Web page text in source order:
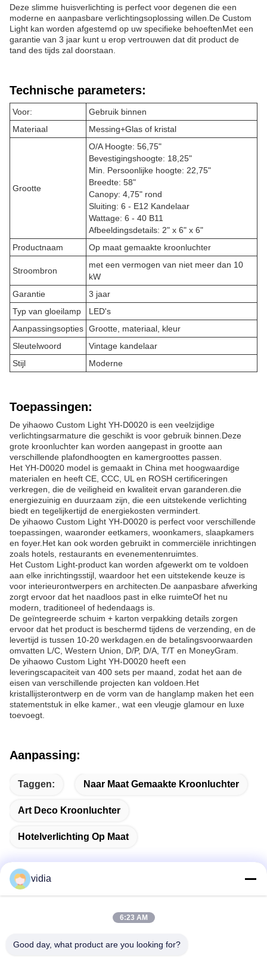
Deze slimme huisverlichting is perfect voor degenen die een
moderne en aanpasbare verlichtingsoplossing willen.De Custom
Light kan worden afgestemd op uw specifieke behoeftenMet een
garantie van 3 jaar kunt u erop vertrouwen dat dit product de
tand des tijds zal doorstaan.
Technische parameters:
Voor:
Gebruik binnen
Materiaal
Messing+Glas of kristal
Grootte
O/A Hoogte: 56,75"
Bevestigingshoogte: 18,25"
Min. Persoonlijke hoogte: 22,75"
Breedte: 58"
Canopy: 4,75" rond
Sluiting: 6 - E12 Kandelaar
Wattage: 6 - 40 B11
Afbeeldingsdetails: 2" x 6" x 6"
Productnaam
Op maat gemaakte kroonluchter
Stroombron
met een vermogen van niet meer dan 10
kW
Garantie
3 jaar
Typ van gloeilamp
LED's
Aanpassingsopties Grootte, materiaal, kleur
Sleutelwoord
Vintage kandelaar
Stijl
Moderne
Toepassingen:
De yihaowo Custom Light YH-D0020 is een veelzijdige
verlichtingsarmature die geschikt is voor gebruik binnen.Deze
grote kroonluchter kan worden aangepast in grootte aan
verschillende plafondhoogten en kamergroottes passen.
Het YH-D0020 model is gemaakt in China met hoogwaardige
materialen en heeft CE, CCC, UL en ROSH certificeringen
verkregen, die de veiligheid en kwaliteit ervan garanderen.die
energiezuinig en duurzaam zijn, die een uitstekende verlichting
biedt en tegelijkertijd de energiekosten vermindert.
De yihaowo Custom Light YH-D0020 is perfect voor verschillende
toepassingen, waaronder eetkamers, woonkamers, slaapkamers
en foyer.Het kan ook worden gebruikt in commerciële inrichtingen
zoals hotels, restaurants en evenementenruimtes.
Het Custom Light-product kan worden afgewerkt om te voldoen
aan elke inrichtingsstijl, waardoor het een uitstekende keuze is
voor interieurontwerpers en architecten.De aanpasbare afwerking
zorgt ervoor dat het naadloos past in elke ruimteOf het nu
modern, traditioneel of hedendaags is.
De geïntegreerde schuim + karton verpakking details zorgen
ervoor dat het product is beschermd tijdens de verzending, en de
levertijd is tussen 10-20 werkdagen.en de betalingsvoorwaarden
omvatten L/C, Western Union, D/P, D/A, T/T en MoneyGram.
De yihaowo Custom Light YH-D0020 heeft een
leveringscapaciteit van 400 sets per maand, zodat het aan de
eisen van verschillende projecten kan voldoen.Het
kristallijsterontwerp en de vorm van de hanglamp maken het een
statementstuk in elke kamer., wat een vleugje glamour en luxe
toevoegt.
Aanpassing:
Taggen: Naar Maat Gemaakte Kroonluchter
Art Deco Kroonluchter
Hotelverlichting Op Maat
Adres
vidia
6:23 AM
Good day, what product are you looking for?